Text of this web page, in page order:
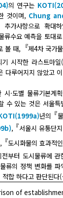
의 연구는
것이며, Chung
가사항으로 확대
류수요 예측을 토대
볼 때,
『제4차 국가
기 시작한 라스트마
다루어지지 않았고
시·도별 물류기본계
수 있는 것은 서울특
년의 『
, 『서울시 유통단
, 『도시화물의 효과적
부터 도시물류에
류의 정책 변화를 파
적합 하다고 판단된
of